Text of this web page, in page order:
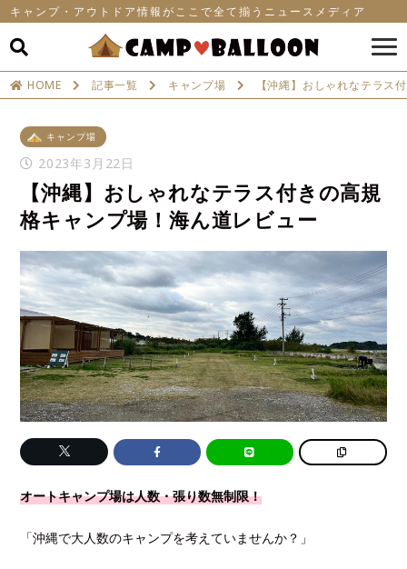
キャンプ・アウトドア情報がここで全て揃うニュースメディア
HOME 記事一覧 キャンプ場 【沖縄】おしゃれなテラス
キャンプ場
2023年3月22日
【沖縄】おしゃれなテラス付きの高規
格キャンプ場！海ん道レビュー
オートキャンプ場は人数・張り数無制限！
「沖縄で大人数のキャンプを考えていませんか？」